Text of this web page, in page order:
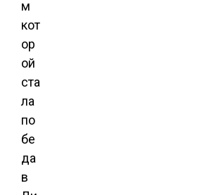
м
кот
ор
ой
ста
ла
по
бе
да
в